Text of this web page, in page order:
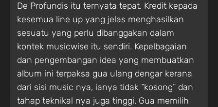
De Profundis itu ternyata tepat. Kredit kepada
kesemua line up yang jelas menghasilkan
sesuatu yang perlu dibanggakan dalam
kontek musicwise itu sendiri. Kepelbagaian
dan pengembangan idea yang membuatkan
album ini terpaksa gua ulang dengar kerana
dari sisi music nya, ianya tidak “kosong” dan
tahap teknikal nya juga tinggi. Gua memilih